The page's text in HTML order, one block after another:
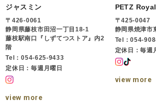
ジャスミン
〒426-0061
静岡県藤枝市田沼一丁目18-1
藤枝駅南口『しずてつストア』内2
階
Tel：054-625-9433
定休日：毎週月曜日
view more
PETZ Royal
〒425-0047
静岡県焼津市
Tel：054-
定休日：毎週
view more